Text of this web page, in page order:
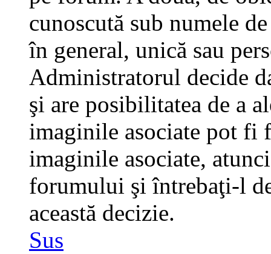
cunoscută sub numele
în general, unică sau
Administratorul decide
şi are posibilitatea de a
imaginile asociate pot fi
imaginile asociate,
forumului şi întrebaţi-l
această decizie.
Sus